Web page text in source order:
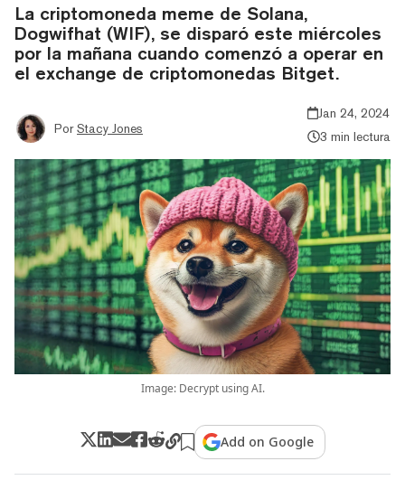
La criptomoneda meme de Solana,
Dogwifhat (WIF), se disparó este miércoles
por la mañana cuando comenzó a operar en
el exchange de criptomonedas Bitget.
Por Stacy Jones
Jan 24, 2024
3 min lectura
Image: Decrypt using AI.
Add on Google